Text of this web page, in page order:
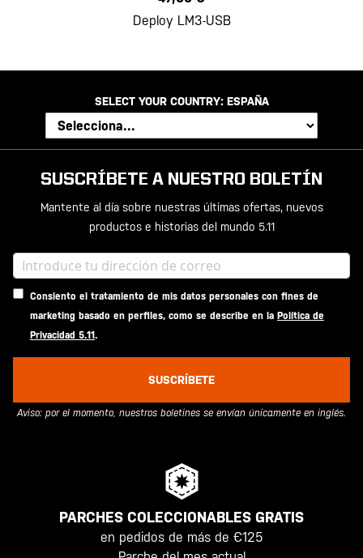
Deploy LM3-USB
SELECT YOUR COUNTRY: ESPAÑA
SUSCRÍBETE A NUESTRO BOLETÍN
Mantente al día sobre nuestras últimas ofertas, nuevos
productos e historias del mundo 5.11
Consiento el tratamiento de mis datos personales con fines de
marketing basado en perfiles, como se describe en la Política de
Privacidad 5.11.
SUSCRÍBETE
Aviso: por el momento, nuestros boletines se envían únicamente en inglés.
PARCHES COLECCIONABLES GRATIS
en pedidos de más de €125